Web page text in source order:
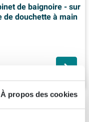
À propos des cookies
de baignoire - sur
de douchette à main